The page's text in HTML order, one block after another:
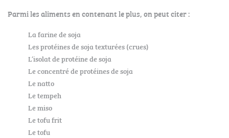
Parmi les aliments en contenant le plus, on peut citer :
La farine de soja
Les protéines de soja texturées (crues)
L’isolat de protéine de soja
Le concentré de protéines de soja
Le natto
Le tempeh
Le miso
Le tofu frit
Le tofu